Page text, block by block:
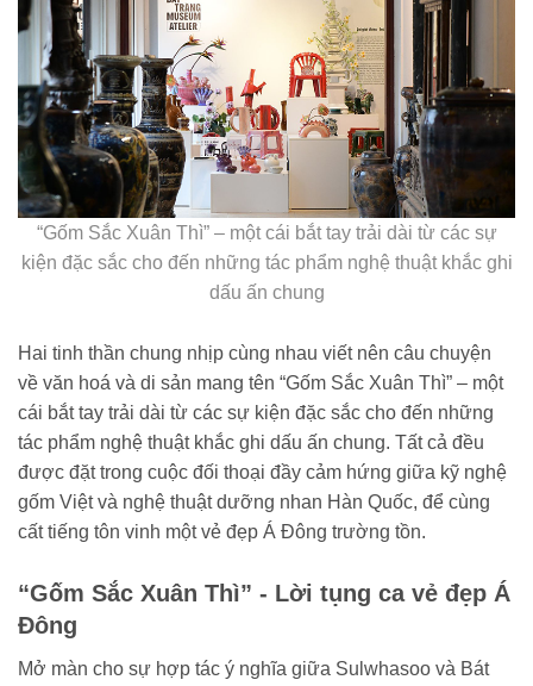
“Gốm Sắc Xuân Thì” – một cái bắt tay trải dài từ các sự
kiện đặc sắc cho đến những tác phẩm nghệ thuật khắc ghi
dấu ấn chung
Hai tinh thần chung nhịp cùng nhau viết nên câu chuyện
về văn hoá và di sản mang tên “Gốm Sắc Xuân Thì” – một
cái bắt tay trải dài từ các sự kiện đặc sắc cho đến những
tác phẩm nghệ thuật khắc ghi dấu ấn chung. Tất cả đều
được đặt trong cuộc đối thoại đầy cảm hứng giữa kỹ nghệ
gốm Việt và nghệ thuật dưỡng nhan Hàn Quốc, để cùng
cất tiếng tôn vinh một vẻ đẹp Á Đông trường tồn.
“Gốm Sắc Xuân Thì” - Lời tụng ca vẻ đẹp Á
Đông
Mở màn cho sự hợp tác ý nghĩa giữa Sulwhasoo và Bát